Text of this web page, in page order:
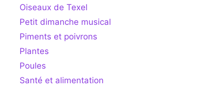
Oiseaux de Texel
Petit dimanche musical
Piments et poivrons
Plantes
Poules
Santé et alimentation